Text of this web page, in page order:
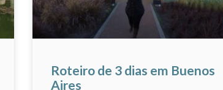
Roteiro de 3 dias em Buenos
Aires